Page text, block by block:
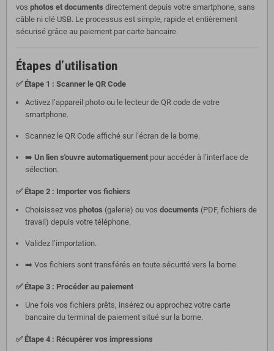
vos photos et documents directement depuis votre smartphone, sans
câble ni clé USB. Le processus est simple, rapide et entièrement
sécurisé grâce au paiement par carte bancaire.
Étapes d’utilisation
✅ Étape 1 : Scanner le QR Code
Activez l’appareil photo ou le lecteur de QR code de votre
smartphone.
Scannez le QR Code affiché sur l’écran de la borne.
➡️ Un lien s'ouvre automatiquement pour accéder à l’interface de
sélection.
✅ Étape 2 : Importer vos fichiers
Choisissez vos photos (galerie) ou vos documents (PDF, fichiers de
travail) depuis votre téléphone.
Validez l’importation.
➡️ Vos fichiers sont transférés en toute sécurité vers la borne.
✅ Étape 3 : Procéder au paiement
Une fois vos fichiers prêts, insérez ou approchez votre carte
bancaire du terminal de paiement situé sur la borne.
✅ Étape 4 : Récupérer vos impressions